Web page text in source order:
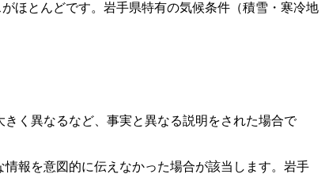
ほとんどです。岩手県特有の気候条件（積雪・寒冷地
く異なるなど、事実と異なる説明をされた場合で
報を意図的に伝えなかった場合が該当します。岩手